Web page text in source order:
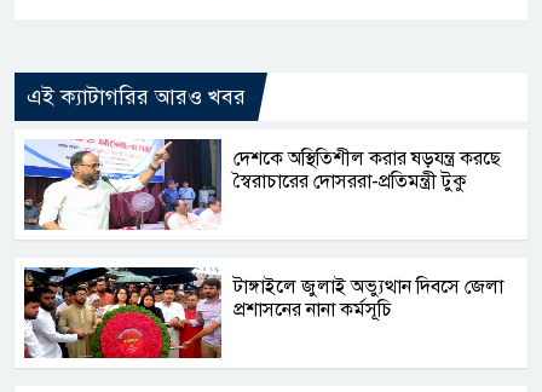
এই ক্যাটাগরির আরও খবর
দেশকে অস্থিতিশীল করার ষড়যন্ত্র করছে
স্বৈরাচারের দোসররা-প্রতিমন্ত্রী টুকু
টাঙ্গাইলে জুলাই অভ্যুত্থান দিবসে জেলা
প্রশাসনের নানা কর্মসূচি